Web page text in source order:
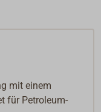
mit einem
für Petroleum-